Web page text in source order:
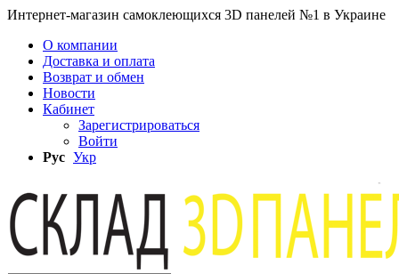
Интернет-магазин самоклеющихся 3D панелей №1 в Украине
О компании
Доставка и оплата
Возврат и обмен
Новости
Кабинет
Зарегистрироваться
Войти
Рус Укр